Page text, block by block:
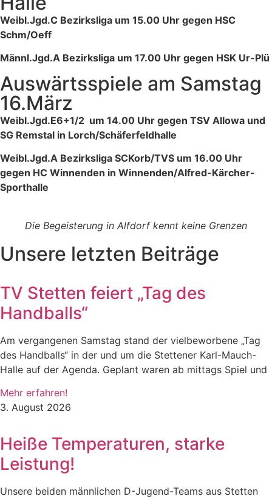
Weibl.Jgd.C Bezirksliga um 15.00 Uhr gegen HSC
Schm/Oeff
Männl.Jgd.A Bezirksliga um 17.00 Uhr gegen HSK Ur-Plü
Auswärtsspiele am Samstag
16.März
Weibl.Jgd.E6+1/2 um 14.00 Uhr gegen TSV Allowa und
SG Remstal in Lorch/Schäferfeldhalle
Weibl.Jgd.A Bezirksliga SCKorb/TVS um 16.00 Uhr
gegen HC Winnenden in Winnenden/Alfred-Kärcher-
Sporthalle
Die Begeisterung in Alfdorf kennt keine Grenzen
Unsere letzten Beiträge
TV Stetten feiert „Tag des
Handballs“
Am vergangenen Samstag stand der vielbeworbene „Tag
des Handballs“ in der und um die Stettener Karl-Mauch-
Halle auf der Agenda. Geplant waren ab mittags Spiel und
Mehr erfahren!
3. August 2026
Heiße Temperaturen, starke
Leistung!
Unsere beiden männlichen D-Jugend-Teams aus Stetten